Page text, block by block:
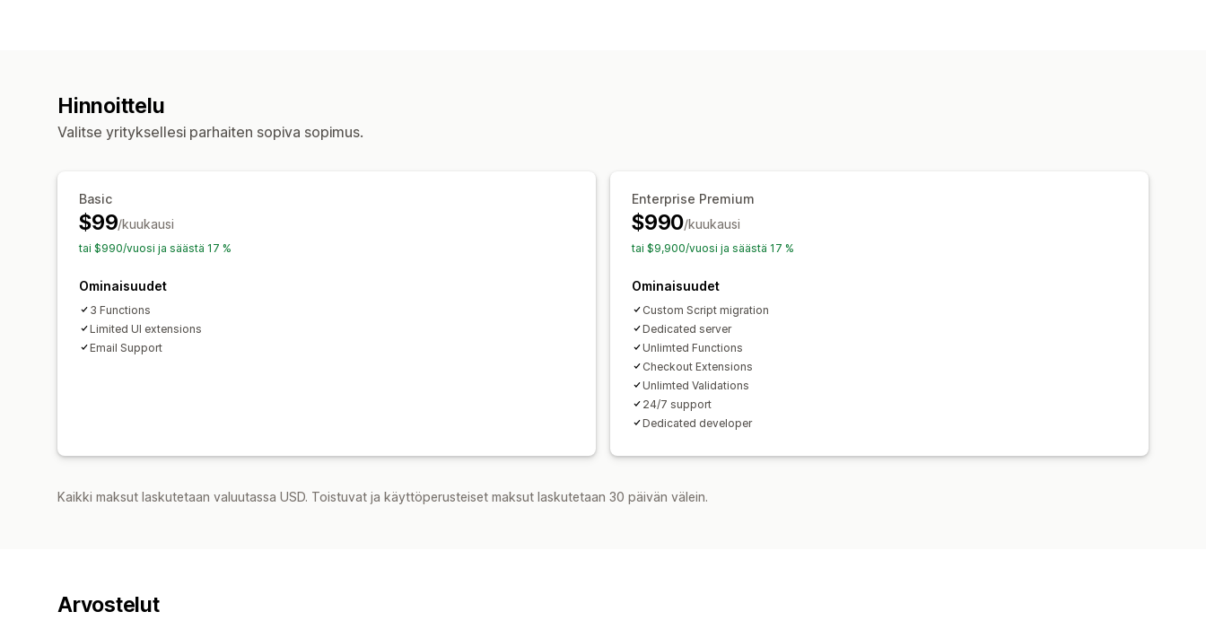
Hinnoittelu
Valitse yrityksellesi parhaiten sopiva sopimus.
Basic
$99/kuukausi
tai $990/vuosi ja säästä 17 %
Ominaisuudet
3 Functions
Limited UI extensions
Email Support
Enterprise Premium
$990/kuukausi
tai $9,900/vuosi ja säästä 17 %
Ominaisuudet
Custom Script migration
Dedicated server
Unlimted Functions
Checkout Extensions
Unlimted Validations
24/7 support
Dedicated developer
Kaikki maksut laskutetaan valuutassa USD. Toistuvat ja käyttöperusteiset maksut laskutetaan 30 päivän välein.
Arvostelut